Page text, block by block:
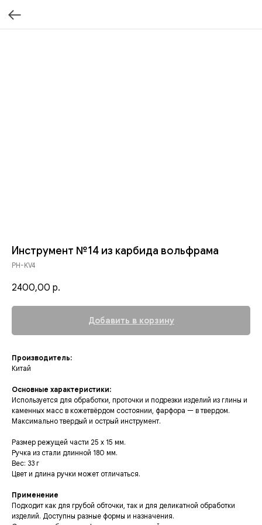
Инструмент №14 из карбида вольфрама
PH-KV4
2400,00 р.
Добавить в корзину
Производитель:
Китай
Основные характеристики:
Используется для обработки, проточки и подрезки изделий из глины и
каменных масс в кожетвёрдом состоянии, фарфора — в твердом.
Максимально твердый и острый инструмент.
Размер режущей части 25 х 15 мм.
Ручка из стали длинной 180 мм.
Вес: 33 г
Цвет и длина ручки может отличаться.
Применение
Подходит как для грубой обточки, так и для деликатной обработки
изделий. Доступны разные формы и назначения.